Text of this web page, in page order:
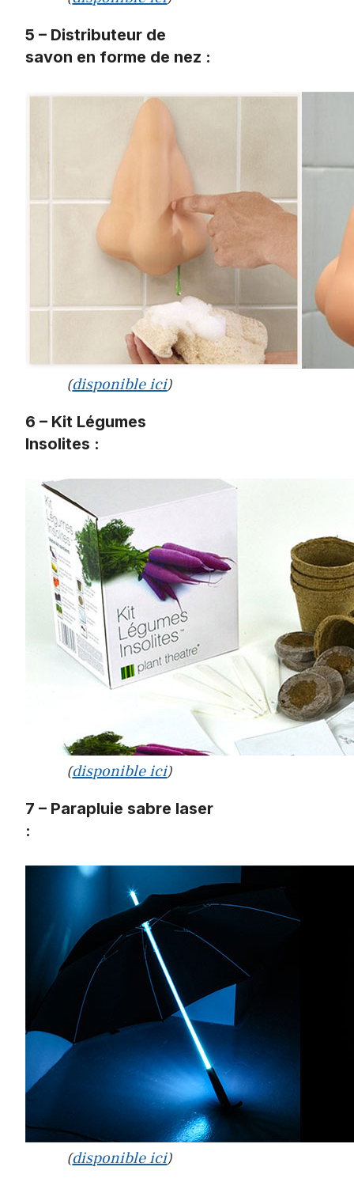
5 – Distributeur de
savon en forme de nez :
(disponible ici)
6 – Kit Légumes
Insolites :
(disponible ici)
7 – Parapluie sabre laser
:
(disponible ici)